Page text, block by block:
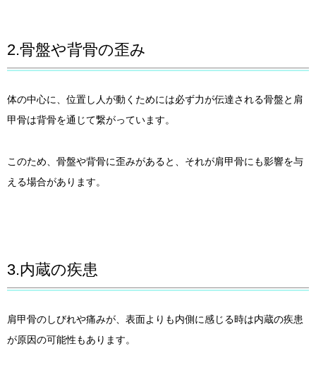
2.骨盤や背骨の歪み
体の中心に、位置し人が動くためには必ず力が伝達される骨盤と肩
甲骨は背骨を通じて繋がっています。
このため、骨盤や背骨に歪みがあると、それが肩甲骨にも影響を与
える場合があります。
3.内蔵の疾患
肩甲骨のしびれや痛みが、表面よりも内側に感じる時は内蔵の疾患
が原因の可能性もあります。